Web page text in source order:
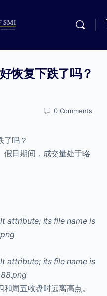
恢复下跌了吗？
0 Comments
了吗？
假日期间，成交量处于略
周五收盘时远离高点。